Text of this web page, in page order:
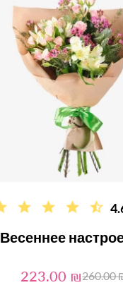
Весеннее
223.00 ₪260.00